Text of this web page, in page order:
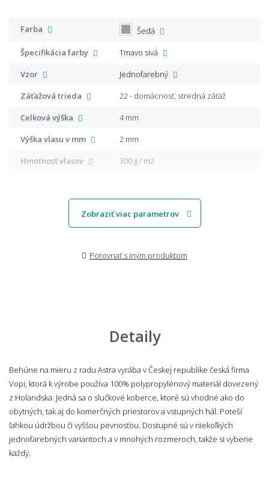
Farba
Šedá
Špecifikácia farby
Tmavo sivá
Vzor
Jednofarebný
Záťažová trieda
22 - domácnosť, stredná záťaž
Celková výška
4 mm
Výška vlasu v mm
2 mm
Hmotnosť vlasov
300 g / m2
Zobraziť viac parametrov
Porovnať s iným produktom
Detaily
Behúne na mieru z radu Astra vyrába v Českej republike česká firma
Vopi, ktorá k výrobe používa 100% polypropylénový materiál dovezený
z Holandska. Jedná sa o slučkové koberce, ktoré sú vhodné ako do
obytných, tak aj do komerčných priestorov a vstupných hál. Poteší
ľahkou údržbou či vyššou pevnosťou. Dostupné sú v niekoľkých
jednofarebných variantoch a v mnohých rozmeroch, takže si vyberie
každý.